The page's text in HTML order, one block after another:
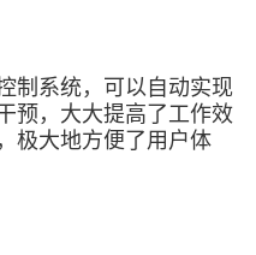
制系统，可以自动实现
预，大大提高了工作效
极大地方便了用户体